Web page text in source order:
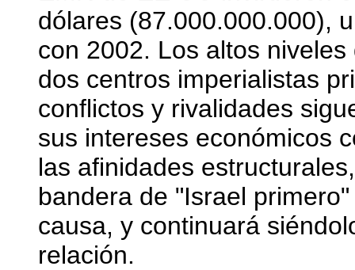
dólares (87.000.000.000),
con 2002. Los altos
dos centros imperialistas
conflictos y rivalidades
sus intereses económicos
las afinidades
bandera de "Israel
causa, y continuará
relación.